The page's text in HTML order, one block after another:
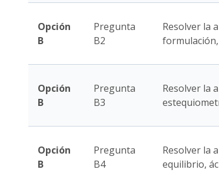
Opción
B
Pregunta
B2
Resolver la
Opción
B
Pregunta
B3
Resolver la
Opción
B
Pregunta
B4
Resolver la
equilibrio,